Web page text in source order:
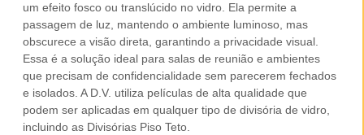
um efeito fosco ou translúcido no vidro. Ela permite a
passagem de luz, mantendo o ambiente luminoso, mas
obscurece a visão direta, garantindo a privacidade visual.
Essa é a solução ideal para salas de reunião e ambientes
que precisam de confidencialidade sem parecerem fechados
e isolados. A D.V. utiliza películas de alta qualidade que
podem ser aplicadas em qualquer tipo de divisória de vidro
incluindo as Divisórias Piso Teto